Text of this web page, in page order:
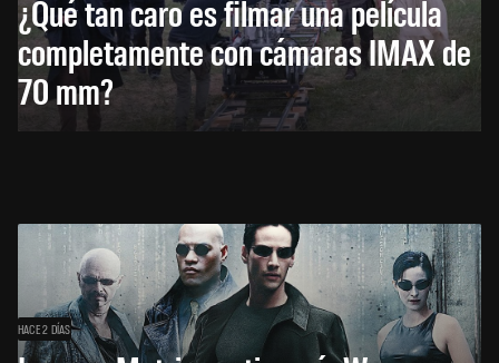
¿Qué tan caro es filmar una película
completamente con cámaras IMAX de
70 mm?
HACE 2 DÍAS